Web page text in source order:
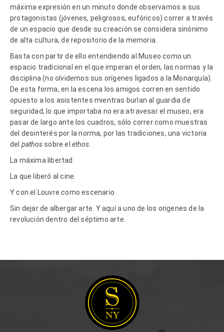
máxima expresión en un minuto donde observamos a sus
protagonistas (jóvenes, peligrosos, eufóricos) correr a través
de un espacio que desde su creación se considera sinónimo
de alta cultura, de repositorio de la memoria.
Basta con partir de ello entendiendo al Museo como un
espacio tradicional en el que imperan el orden, las normas y la
disciplina (no olvidemos sus orígenes ligados a la Monarquía).
De esta forma, en la escena los amigos corren en sentido
opuesto a los asistentes mientras burlan al guardia de
seguridad; lo que importaba no era atravesar el museo, era
pasar de largo ante los cuadros, sólo correr como muestras
del desinterés por la norma, por las tradiciones, una victoria
del pathossobre elethos
La máxima libertad.
La que liberó al cine.
Y con el Louvre como escenario.
Sin dejar de albergar arte. Y aquí a uno de los origenes de la
revolución dentro del séptimo arte.